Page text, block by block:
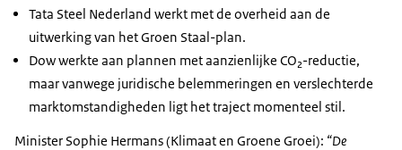
Tata Steel Nederland werkt met de overheid aan de
uitwerking van het Groen Staal-plan.
Dow werkte aan plannen met aanzienlijke CO₂-reductie,
maar vanwege juridische belemmeringen en verslechterde
marktomstandigheden ligt het traject momenteel stil.
Minister Sophie Hermans (Klimaat en Groene Groei): “De